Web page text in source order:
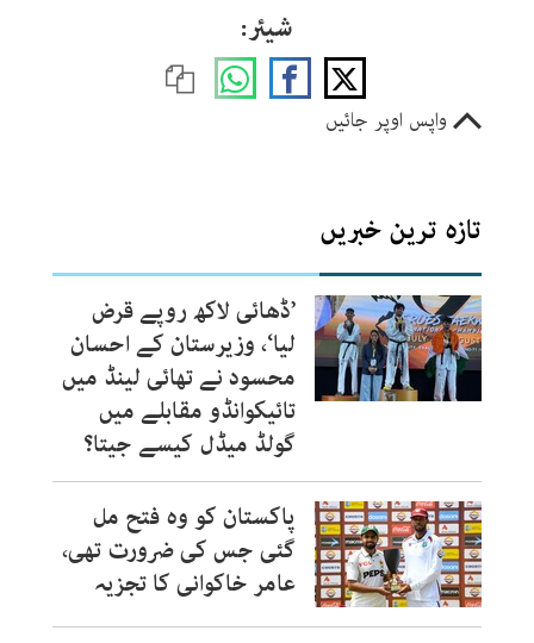
شیئر:
واپس اوپر جائیں
تازہ ترین خبریں
’ڈھائی لاکھ روپے قرض
لیا‘، وزیرستان کے احسان
محسود نے تھائی لینڈ میں
تائیکوانڈو مقابلے میں
گولڈ میڈل کیسے جیتا؟
پاکستان کو وہ فتح مل
گئی جس کی ضرورت تھی،
عامر خاکوانی کا تجزیہ